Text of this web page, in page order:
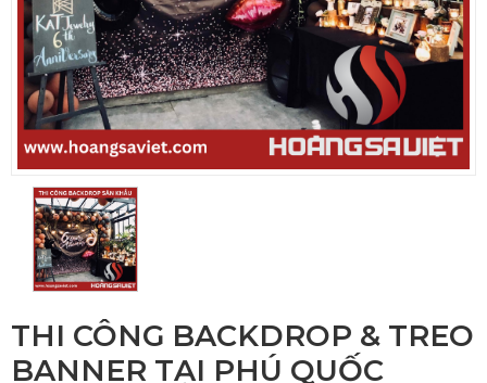
THI CÔNG BACKDROP & TREO
BANNER TẠI PHÚ QUỐC